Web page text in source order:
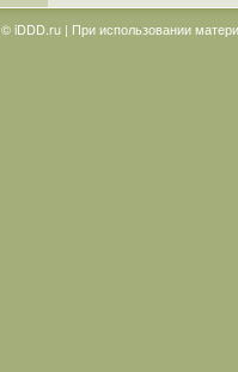
© iDDD.ru | При использовании